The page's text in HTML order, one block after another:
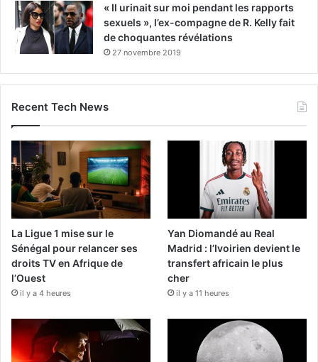
« Il urinait sur moi pendant les rapports
sexuels », l’ex-compagne de R. Kelly fait
de choquantes révélations
27 novembre 2019
Recent Tech News
La Ligue 1 mise sur le
Sénégal pour relancer ses
droits TV en Afrique de
l’Ouest
il y a 4 heures
Yan Diomandé au Real
Madrid : l’Ivoirien devient le
transfert africain le plus
cher
il y a 11 heures